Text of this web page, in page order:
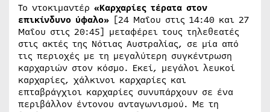
Το ντοκιμαντέρ «Καρχαρίες τέρατα στον
επικίνδυνο ύφαλο» [24 Μαΐου στις 14:40 και 27
Μαΐου στις 20:45] μεταφέρει τους τηλεθεατές
στις ακτές της Νότιας Αυστραλίας, σε μία από
τις περιοχές με τη μεγαλύτερη συγκέντρωση
καρχαριών στον κόσμο. Εκεί, μεγάλοι λευκοί
καρχαρίες, χάλκινοι καρχαρίες και
επταβράγχιοι καρχαρίες συνυπάρχουν σε ένα
περιβάλλον έντονου ανταγωνισμού. Με τη